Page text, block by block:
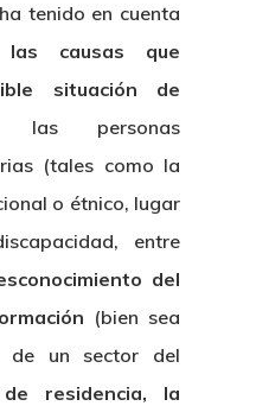
tenido en cuenta
las causas que
situación de
personas
(tales como la
o étnico, lugar
entre
del
(bien sea
de un sector del
residencia, la